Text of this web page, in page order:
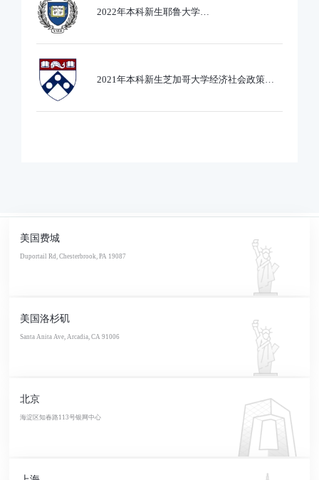
2022年本科新生耶鲁大学
2021年本科新生芝加哥大学经济社会政策专
美国费城
Duportail Rd, Chesterbrook, PA 19087
美国洛杉矶
Santa Anita Ave, Arcadia, CA 91006
北京
海淀区知春路113号银网中心